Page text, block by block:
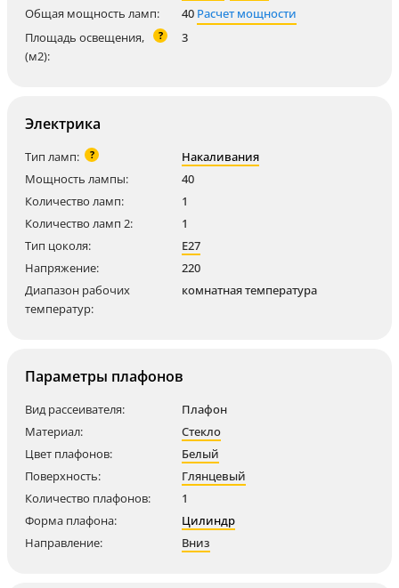
Общая мощность ламп:
40 Расчет мощности
Площадь освещения,
(м2):
? 3
Электрика
Тип ламп: ?
Накаливания
Мощность лампы:
40
Количество ламп:
1
Количество ламп 2:
1
Тип цоколя:
E27
Напряжение:
220
Диапазон рабочих
температур:
комнатная температура
Параметры плафонов
Вид рассеивателя:
Плафон
Материал:
Стекло
Цвет плафонов:
Белый
Поверхность:
Глянцевый
Количество плафонов:
1
Форма плафона:
Цилиндр
Направление:
Вниз